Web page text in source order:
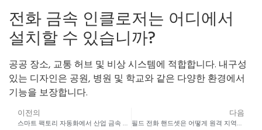
전화 금속 인클로저는 어디에서
설치할 수 있습니까?
공공 장소, 교통 허브 및 비상 시스템에 적합합니다. 내구성
있는 디자인은 공원, 병원 및 학교와 같은 다양한 환경에서
기능을 보장합니다.
이전의
스마트 팩토리 자동화에서 산업 금속 키패드의 역할
다음
필드 전화 핸드셋은 어떻게 원격 지역의 커뮤니케이션에 혁명을 일으킬 수 있습니까?